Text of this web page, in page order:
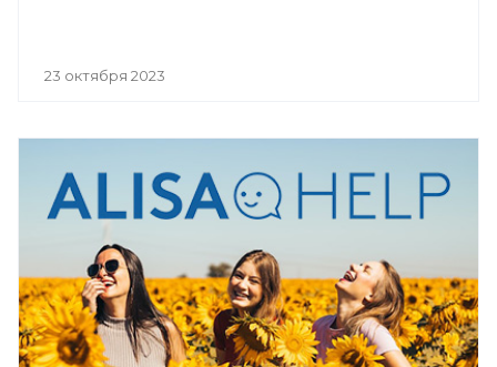
23 октября 2023